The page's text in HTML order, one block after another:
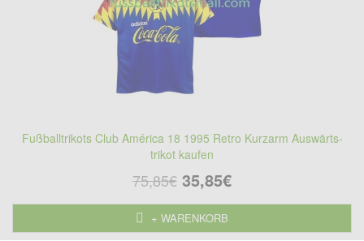
Fußballtrikots Club América 18 1995 Retro Kurzarm Auswärts-
trikot kaufen
75,85€ 35,85€
+ WARENKORB